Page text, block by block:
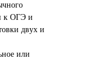
к ОГЭ и
двух и
или